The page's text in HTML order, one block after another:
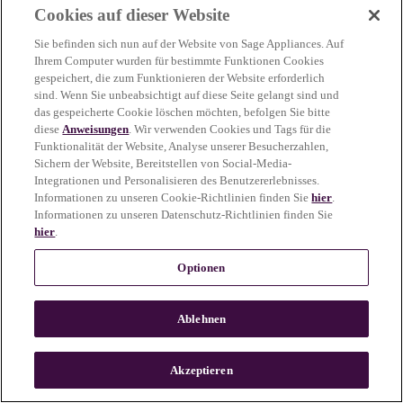
more information)
n
Cookies auf dieser Website
Sie befinden sich nun auf der Website von Sage Appliances. Auf
Ihrem Computer wurden für bestimmte Funktionen Cookies
gespeichert, die zum Funktionieren der Website erforderlich
sind. Wenn Sie unbeabsichtigt auf diese Seite gelangt sind und
das gespeicherte Cookie löschen möchten, befolgen Sie bitte
dieseAnweisungen. Wir verwenden Cookies und Tags für die
Funktionalität der Website, Analyse unserer Besucherzahlen,
Sichern der Website, Bereitstellen von Social-Media-
Integrationen und Personalisieren des Benutzererlebnisses.
Informationen zu unseren Cookie-Richtlinien finden Siehier.
Informationen zu unseren Datenschutz-Richtlinien finden Sie
hier.
Optionen
Ablehnen
Akzeptieren